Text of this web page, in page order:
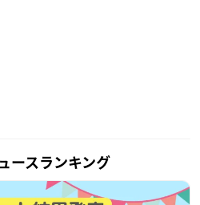
ースランキング